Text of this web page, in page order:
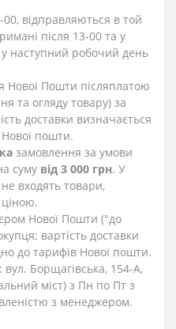
відправляються в той
після 13-00 та у
у наступний робочий день
Нової Пошти післяплатою
та огляду товару) за
доставки визначається
Нової пошти.
замовлення за умови
суму від 3 000 грн. У
входять товари,
Нової Пошти ("до
вартість доставки
до тарифів Нової пошти.
Борщагівська, 154-А,
міст) з Пн по Пт з
з менеджером.